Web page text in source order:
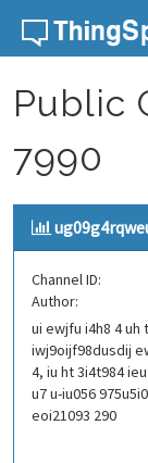
Skip to content
Public
7990
Channel ID:
Author:
ui ewjfu i4h8 4
iwj9oijf98dusdij
4, iu ht 3i4t984
u7 u-iu056
eoi21093 290